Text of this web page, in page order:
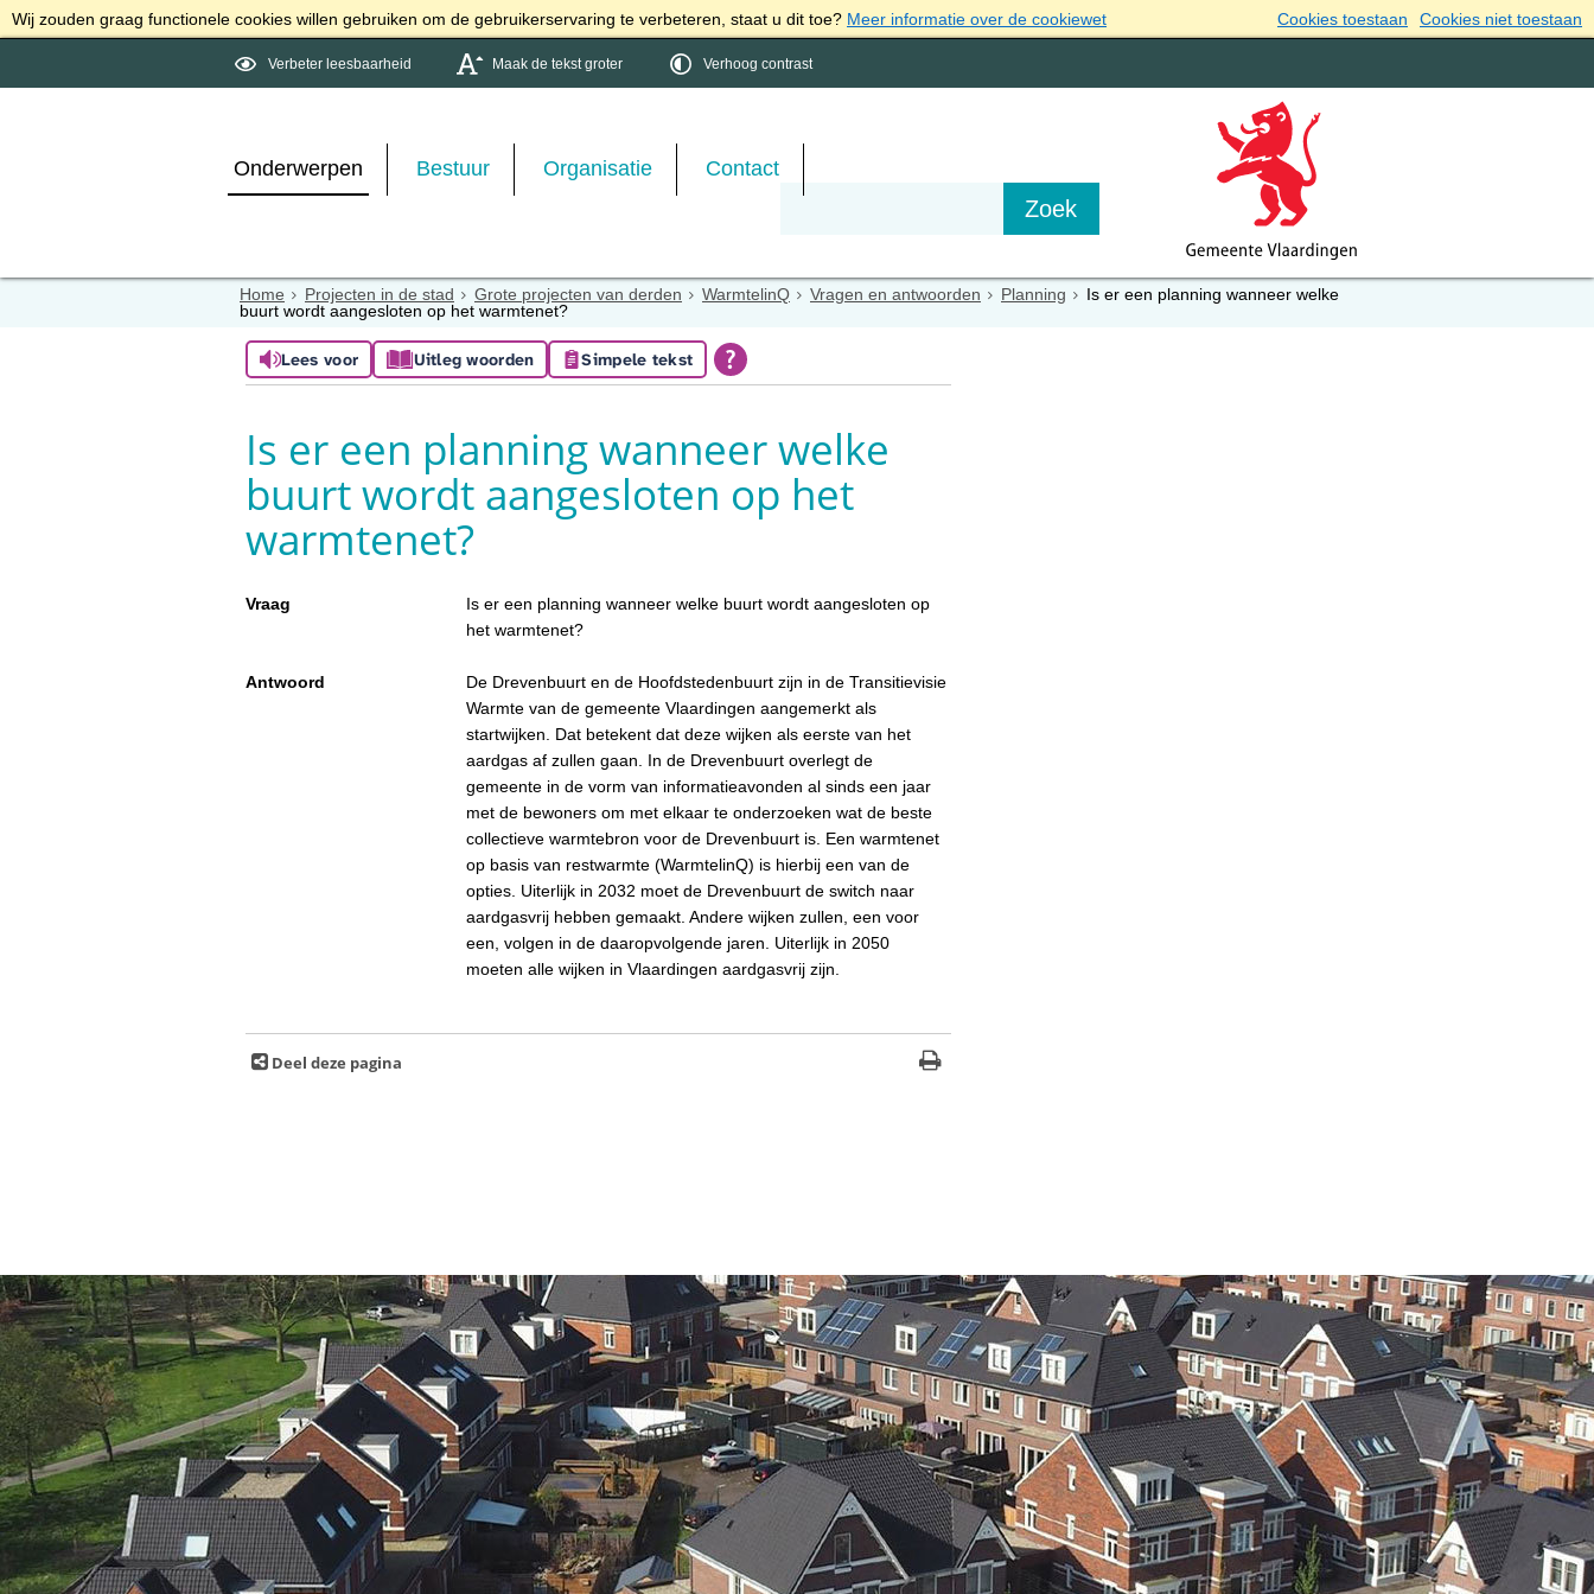
Wij zouden graag functionele cookies willen gebruiken om de gebruikerservaring te verbeteren, staat u dit toe? Meer informatie over de cookiewet Cookies toestaan Cookies niet toestaan
Verbeter leesbaarheid Maak de tekst groter Verhoog contrast
Onderwerpen Bestuur Organisatie Contact
Home Projecten in de stad Grote projecten van derden WarmtelinQ Vragen en antwoorden Planning
Is er een planning wanneer welke
buurt wordt aangesloten op het warmtenet?
Lees voor Uitleg woorden Simpele tekst
Is er een planning wanneer welke
buurt wordt aangesloten op het
warmtenet?
Vraag
Is er een planning wanneer welke buurt wordt aangesloten op
het warmtenet?
Antwoord
De Drevenbuurt en de Hoofdstedenbuurt zijn in de Transitievisie
Warmte van de gemeente Vlaardingen aangemerkt als
startwijken. Dat betekent dat deze wijken als eerste van het
aardgas af zullen gaan. In de Drevenbuurt overlegt de
gemeente in de vorm van informatieavonden al sinds een jaar
met de bewoners om met elkaar te onderzoeken wat de beste
collectieve warmtebron voor de Drevenbuurt is. Een warmtenet
op basis van restwarmte (WarmtelinQ) is hierbij een van de
opties. Uiterlijk in 2032 moet de Drevenbuurt de switch naar
aardgasvrij hebben gemaakt. Andere wijken zullen, een voor
een, volgen in de daaropvolgende jaren. Uiterlijk in 2050
moeten alle wijken in Vlaardingen aardgasvrij zijn.
Deel deze pagina